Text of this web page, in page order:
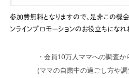
参加費無料となりますので、是非この機
ンラインプロモーションのお役立ちになれ
・会員10万人ママへの調査
(ママの自粛中の過ごし方や